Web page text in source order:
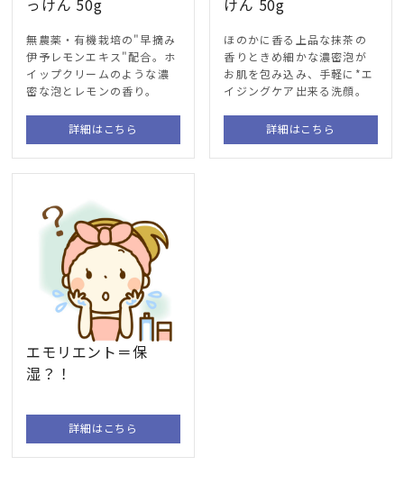
っけん 50g
無農薬・有機栽培の"早摘み
伊予レモンエキス"配合。ホ
イップクリームのような濃
密な泡とレモンの香り。
詳細はこちら
けん 50g
ほのかに香る上品な抹茶の
香りときめ細かな濃密泡が
お肌を包み込み、手軽に*エ
イジングケア出来る洗顔。
詳細はこちら
エモリエント＝保
湿？！
詳細はこちら